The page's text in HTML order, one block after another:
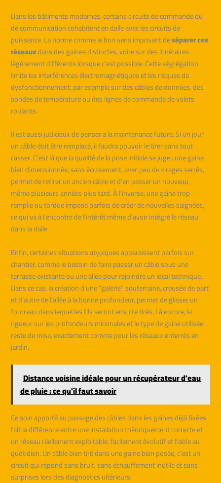
Dans les bâtiments modernes, certains circuits de commande ou
de communication cohabitent en dalle avec les circuits de
puissance. La norme comme le bon sens imposent deséparer ces
réseauxdans des gaines distinctes, voire sur des itinéraires
légèrement différents lorsque c’est possible. Cette ségrégation
limite les interférences électromagnétiques et les risques de
dysfonctionnement, par exemple sur des câbles de données, des
sondes de température ou des lignes de commande de volets
roulants.
Il est aussi judicieux de penser à la maintenance future. Si un jour
un câble doit être remplacé, il faudra pouvoir le tirer sans tout
casser. C’est là que la qualité de la pose initiale se juge : une gaine
bien dimensionnée, sans écrasement, avec peu de virages serrés,
permet de retirer un ancien câble et d’en passer un nouveau,
même plusieurs années plus tard. À l’inverse, une gaine trop
remplie ou tordue impose parfois de créer de nouvelles saignées,
ce qui va à l’encontre de l’intérêt même d’avoir intégré le réseau
dans la dalle.
Enfin, certaines situations atypiques apparaissent parfois sur
chantier, comme le besoin de faire passer un câble sous une
terrasse existante ou une allée pour rejoindre un local technique.
Dans ce cas, la création d’une “galerie” souterraine, creusée de part
et d’autre de l’allée à la bonne profondeur, permet de glisser un
fourreau dans lequel les fils seront ensuite tirés. Là encore, la
rigueur sur les profondeurs minimales et le type de gaine utilisée
reste de mise, exactement comme pour les réseaux enterrés en
jardin.
Distance voisine idéale pour un récupérateur d'eau
de pluie : ce qu'il faut savoir
Ce soin apporté au passage des câbles dans les gaines déjà fixées
fait la différence entre une installation théoriquement correcte et
un réseau réellement exploitable, facilement évolutif et fiable au
quotidien. Un câble bien tiré dans une gaine bien posée, c’est un
circuit qui répond sans bruit, sans échauffement inutile et sans
surprises lors des diagnostics ultérieurs.